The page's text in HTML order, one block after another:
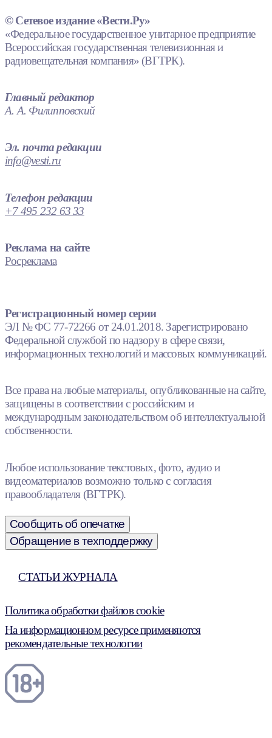
© Сетевое издание «Вести.Ру»
«Федеральное государственное унитарное предприятие
Всероссийская государственная телевизионная и
радиовещательная компания» (ВГТРК).
Главный редактор
А. А. Филипповский
Эл. почта редакции
info@vesti.ru
Телефон редакции
+7 495 232 63 33
Реклама на сайте
Росреклама
Регистрационный номер серии
ЭЛ № ФС 77-72266 от 24.01.2018. Зарегистрировано
Федеральной службой по надзору в сфере связи,
информационных технологий и массовых коммуникаций.
Все права на любые материалы, опубликованные на сайте,
защищены в соответствии с российским и
международным законодательством об интеллектуальной
собственности.
Любое использование текстовых, фото, аудио и
видеоматериалов возможно только с согласия
правообладателя (ВГТРК).
Сообщить об опечатке
Обращение в техподдержку
СТАТЬИ ЖУРНАЛА
Политика обработки файлов cookie
На информационном ресурсе применяются
рекомендательные технологии